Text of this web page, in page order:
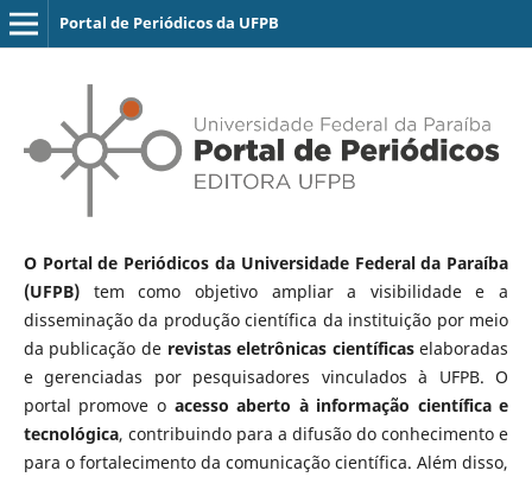
Portal de Periódicos da UFPB
O Portal de Periódicos da Universidade Federal da Paraíba
(UFPB)tem como objetivo ampliar a visibilidade e a
disseminação da produção científica da instituição por meio
da publicação de revistas eletrônicas científicaselaboradas
e gerenciadas por pesquisadores vinculados à UFPB. O
portal promove o acesso aberto à informação científica e
tecnológica, contribuindo para a difusão do conhecimento e
para o fortalecimento da comunicação científica. Além disso,